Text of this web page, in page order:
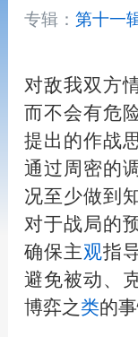
专辑： 第十一
对敌我双方
而不会有危
提出的作战
通过周密的
况至少做到
对于战局的
确保主观指
避免被动、
博弈之类的